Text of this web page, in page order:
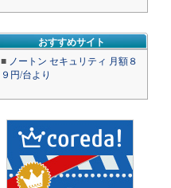
おすすめサイト
■ ノートン セキュリティ 月額８
９円/台より